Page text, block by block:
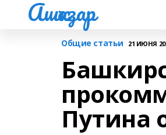
Ашҡаҙар
Общие статьи 21 ИЮНЯ
Путина